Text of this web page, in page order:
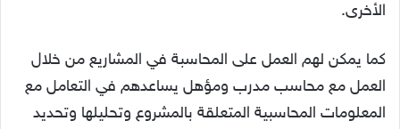
الأخرى.
كما يمكن لهم العمل على المحاسبة في المشاريع من خلال
العمل مع محاسب مدرب ومؤهل يساعدهم في التعامل مع
المعلومات المحاسبية المتعلقة بالمشروع وتحليلها وتحديد